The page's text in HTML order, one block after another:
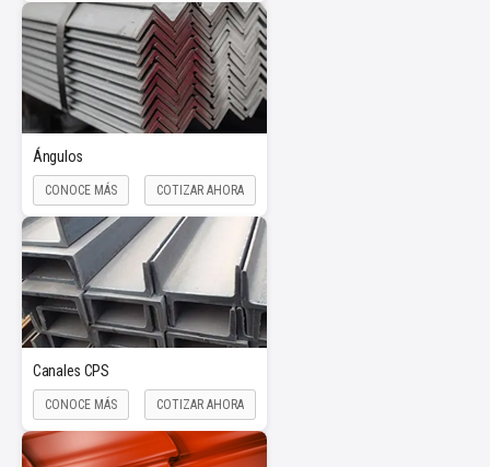
Ángulos
CONOCE MÁS COTIZAR AHORA
Canales CPS
CONOCE MÁS COTIZAR AHORA